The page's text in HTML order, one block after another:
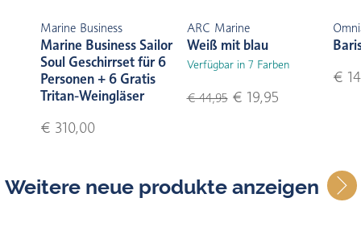
Marine Business
Marine Business Sailor
Soul Geschirrset für 6
Personen + 6 Gratis
Tritan-Weingläser
€ 310,00
ARC Marine
Weiß mit blau
Verfügbar in 7 Farben
€ 44,95€ 19,95
€
Weitere neue produkte anzeigen